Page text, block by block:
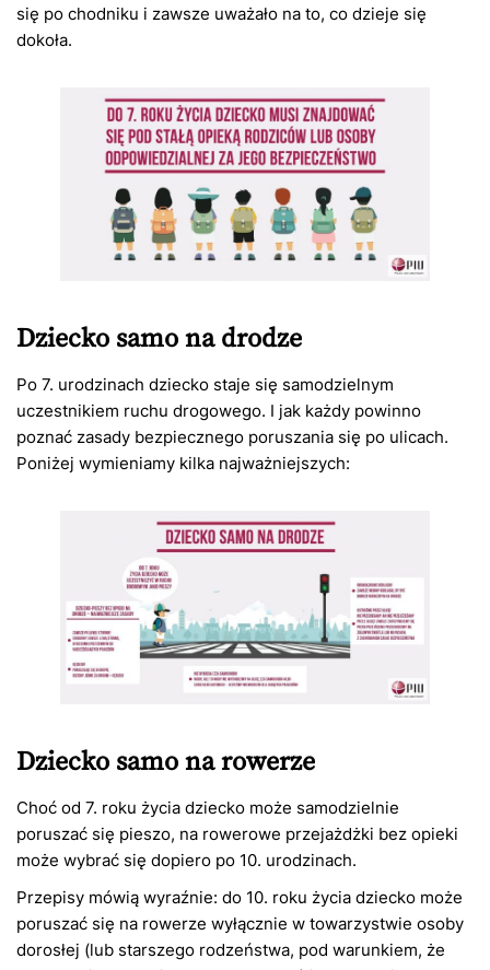
się po chodniku i zawsze uważało na to, co dzieje się
dokoła.
Dziecko samo na drodze
Po 7. urodzinach dziecko staje się samodzielnym
uczestnikiem ruchu drogowego. I jak każdy powinno
poznać zasady bezpiecznego poruszania się po ulicach.
Poniżej wymieniamy kilka najważniejszych:
Dziecko samo na rowerze
Choć od 7. roku życia dziecko może samodzielnie
poruszać się pieszo, na rowerowe przejażdżki bez opieki
może wybrać się dopiero po 10. urodzinach.
Przepisy mówią wyraźnie: do 10. roku życia dziecko może
poruszać się na rowerze wyłącznie w towarzystwie osoby
dorosłej (lub starszego rodzeństwa, pod warunkiem, że